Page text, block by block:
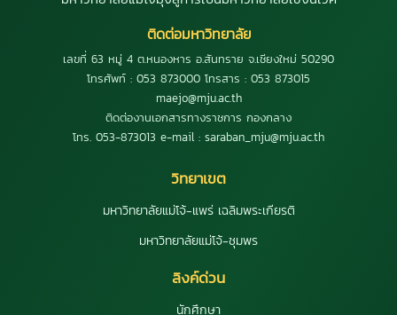
ติดต่อมหาวิทยาลัย
เลขที่ 63 หมู่ 4 ต.หนองหาร อ.สันทราย จ.เชียงใหม่ 50290
โทรศัพท์ : 053 873000 โทรสาร : 053 873015
maejo@mju.ac.th
ติดต่องานเอกสารทางราชการ กองกลาง
โทร. 053-873013 e-mail : saraban_mju@mju.ac.th
วิทยาเขต
มหาวิทยาลัยแม่โจ้-แพร่ เฉลิมพระเกียรติ
มหาวิทยาลัยแม่โจ้-ชุมพร
ลิงค์ด่วน
นักศึกษา